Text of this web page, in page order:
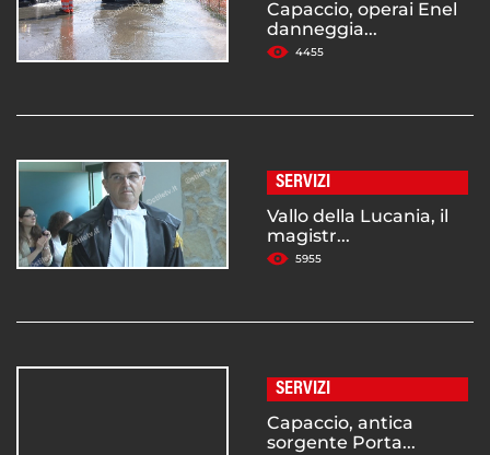
Capaccio, operai Enel
danneggia...
4455
SERVIZI
Vallo della Lucania, il
magistr...
5955
SERVIZI
Capaccio, antica
sorgente Porta...